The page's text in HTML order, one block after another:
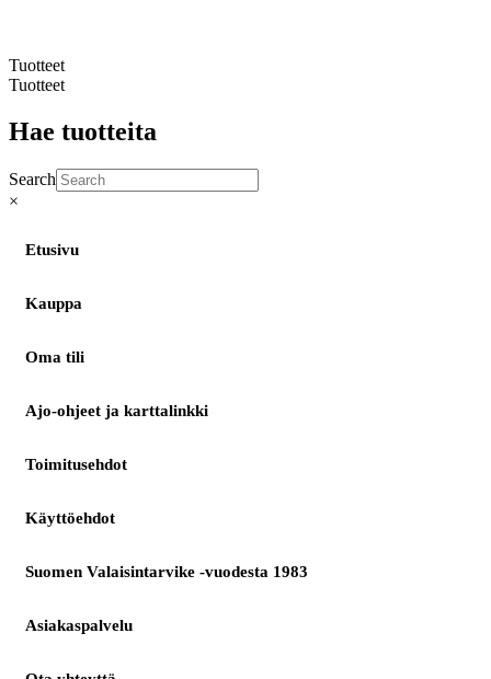
Tuotteet
Tuotteet
Hae tuotteita
Search
×
Etusivu
Kauppa
Oma tili
Ajo-ohjeet ja karttalinkki
Toimitusehdot
Käyttöehdot
Suomen Valaisintarvike -vuodesta 1983
Asiakaspalvelu